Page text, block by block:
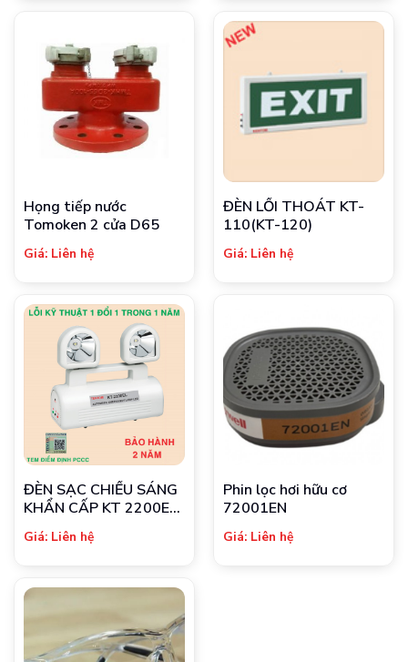
Họng tiếp nước
Tomoken 2 cửa D65
Giá: Liên hệ
ĐÈN LỐI THOÁT KT-
110(KT-120)
Giá: Liên hệ
ĐÈN SẠC CHIẾU SÁNG
KHẨN CẤP KT 2200EL
PIN
Giá: Liên hệ
Phin lọc hơi hữu cơ
72001EN
Giá: Liên hệ